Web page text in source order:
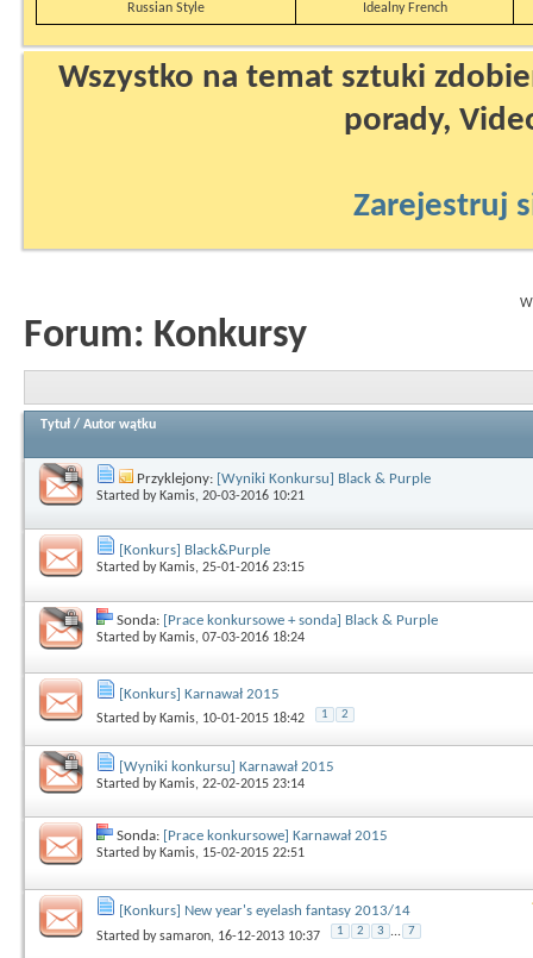
Russian Style
Idealny French
Wszystko na temat sztuki
porady,
Zarejestruj
Forum: Konkursy
Tytuł / Autor wątku
Przyklejony: [Wyniki Konkursu] Black & Purple
Started by Kamis, 20-03-2016 10:21
[Konkurs] Black&Purple
Started by Kamis, 25-01-2016 23:15
Sonda: [Prace konkursowe + sonda] Black & Purple
Started by Kamis, 07-03-2016 18:24
[Konkurs] Karnawał 2015
Started by Kamis, 10-01-2015 18:42 1 2
[Wyniki konkursu] Karnawał 2015
Started by Kamis, 22-02-2015 23:14
Sonda: [Prace konkursowe] Karnawał 2015
Started by Kamis, 15-02-2015 22:51
[Konkurs] New year's eyelash fantasy 2013/14
Started bysamaron, 16-12-2013 10:37 1 2 3 ... 7